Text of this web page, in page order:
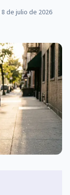
8 de julio de 2026